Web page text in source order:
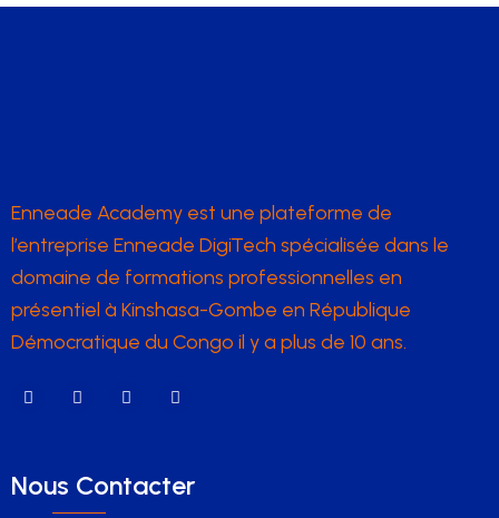
Enneade Academy est une plateforme de
l’entreprise Enneade DigiTech spécialisée dans le
domaine de formations professionnelles en
présentiel à Kinshasa-Gombe en République
Démocratique du Congo il y a plus de 10 ans.
Nous Contacter